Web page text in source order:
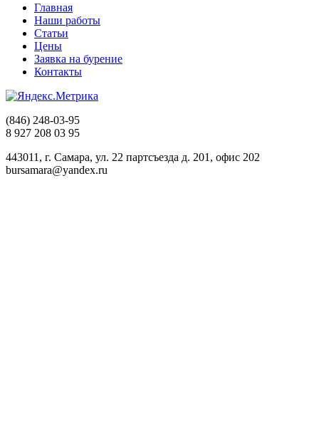
Главная
Наши работы
Статьи
Цены
Заявка на бурение
Контакты
(846) 248-03-95
8 927 208 03 95
443011, г. Самара, ул. 22 партсъезда д. 201, офис 202
bursamara@yandex.ru